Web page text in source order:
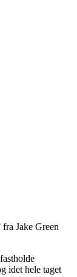
Jake Green
idet hele taget